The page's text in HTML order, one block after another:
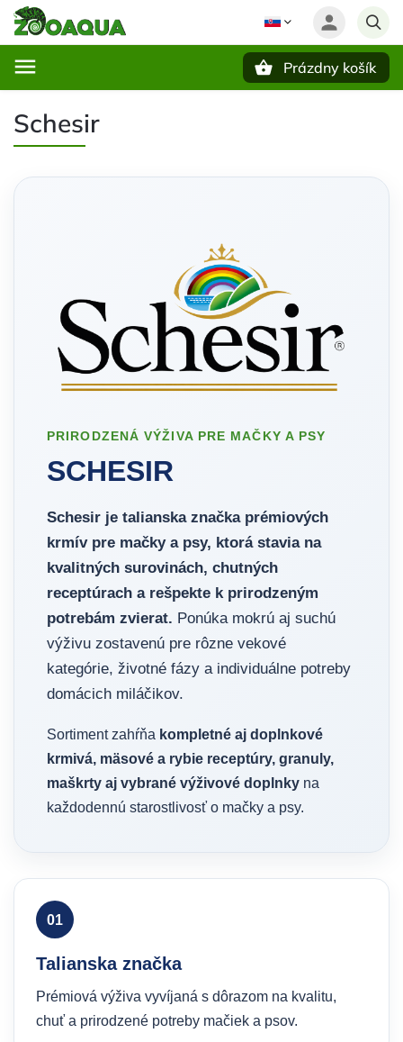
Prázdny košík
Schesir
PRIRODZENÁ VÝŽIVA PRE MAČKY A PSY
SCHESIR
Schesir je talianska značka prémiových
krmív pre mačky a psy, ktorá stavia na
kvalitných surovinách, chutných
receptúrach a rešpekte k prirodzeným
potrebám zvierat. Ponúka mokrú aj suchú
výživu zostavenú pre rôzne vekové
kategórie, životné fázy a individuálne potreby
domácich miláčikov.
Sortiment zahŕňa kompletné aj doplnkové
krmivá, mäsové a rybie receptúry, granuly,
maškrty aj vybrané výživové doplnky na
každodennú starostlivosť o mačky a psy.
01
Talianska značka
Prémiová výživa vyvíjaná s dôrazom na kvalitu,
chuť a prirodzené potreby mačiek a psov.